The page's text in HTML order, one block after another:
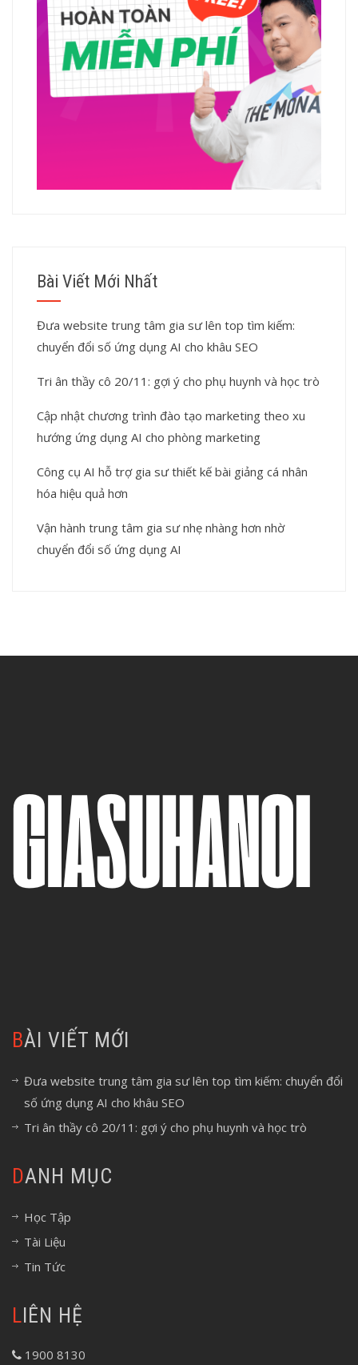
Bài Viết Mới Nhất
Đưa website trung tâm gia sư lên top tìm kiếm:
chuyển đổi số ứng dụng AI cho khâu SEO
Tri ân thầy cô 20/11: gợi ý cho phụ huynh và học trò
Cập nhật chương trình đào tạo marketing theo xu
hướng ứng dụng AI cho phòng marketing
Công cụ AI hỗ trợ gia sư thiết kế bài giảng cá nhân
hóa hiệu quả hơn
Vận hành trung tâm gia sư nhẹ nhàng hơn nhờ
chuyển đổi số ứng dụng AI
BÀI VIẾT MỚI
Đưa website trung tâm gia sư lên top tìm kiếm: chuyển đổi
số ứng dụng AI cho khâu SEO
Tri ân thầy cô 20/11: gợi ý cho phụ huynh và học trò
DANH MỤC
Học Tập
Tài Liệu
Tin Tức
LIÊN HỆ
1900 8130